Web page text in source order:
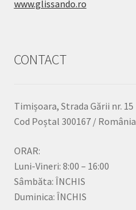
www.glissando.ro
CONTACT
Timișoara, Strada Gării nr. 15
Cod Poștal 300167 / România
ORAR:
Luni-Vineri: 8:00 – 16:00
Sâmbăta: ÎNCHIS
Duminica: ÎNCHIS